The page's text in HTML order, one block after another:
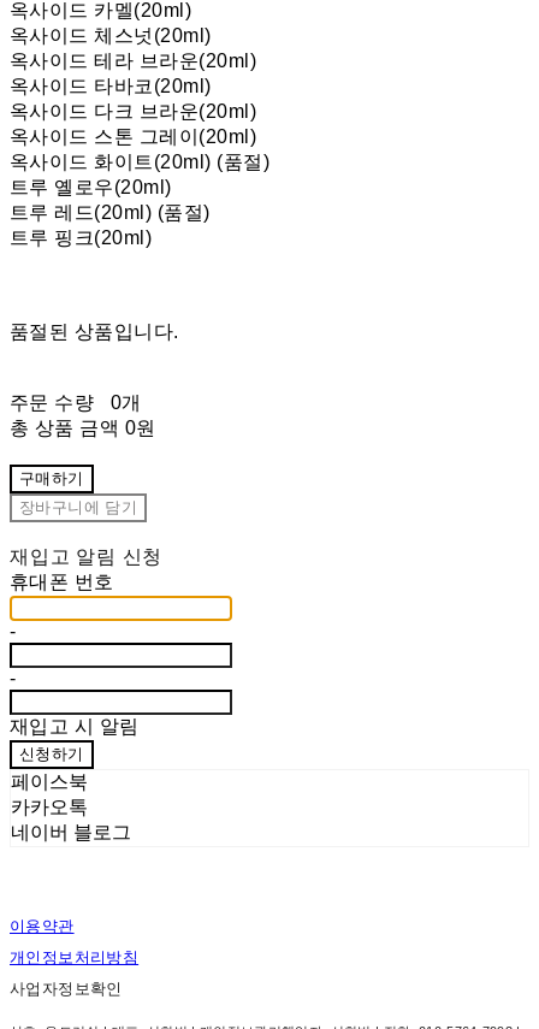
옥사이드 카멜(20ml)
옥사이드 체스넛(20ml)
옥사이드 테라 브라운(20ml)
옥사이드 타바코(20ml)
옥사이드 다크 브라운(20ml)
옥사이드 스톤 그레이(20ml)
옥사이드 화이트(20ml) (품절)
트루 옐로우(20ml)
트루 레드(20ml) (품절)
트루 핑크(20ml)
품절된 상품입니다.
주문 수량
0개
총 상품 금액 0원
구매하기
장바구니에 담기
재입고 알림 신청
휴대폰 번호
-
-
재입고 시 알림
신청하기
페이스북
카카오톡
네이버 블로그
이용약관
개인정보처리방침
사업자정보확인